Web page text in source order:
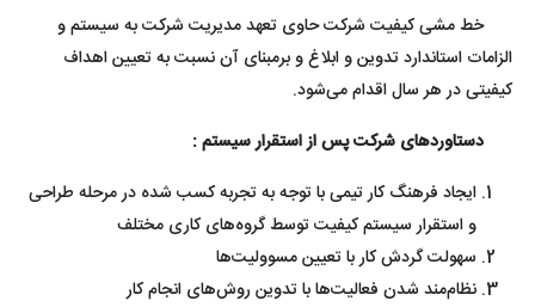
خط مشی کیفیت شرکت حاوی تعهد مدیریت شرکت به سیستم و
الزامات استاندارد تدوین و ابلاغ و برمبنای آن نسبت به تعیین اهداف
کیفیتی در هر سال اقدام می‌شود.
دستاوردهای شرکت پس از استقرار سیستم :
ایجاد فرهنگ کار تیمی با توجه به تجربه کسب شده در مرحله طراحی
و استقرار سیستم کیفیت توسط گروه‌های کاری مختلف
سهولت گردش کار با تعیین مسوولیت‌ها
نظام‌مند شدن فعالیت‌ها با تدوین روش‌های انجام کار